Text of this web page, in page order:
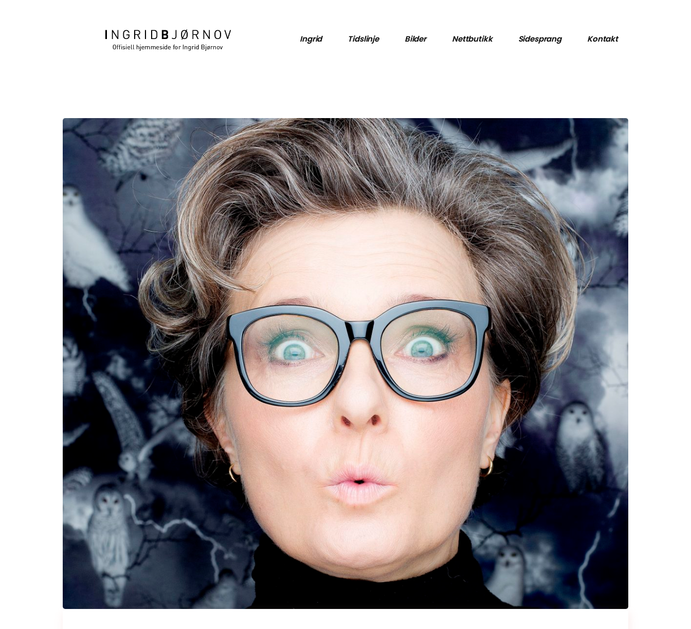
Ingrid Tidslinje Bilder Nettbutikk Sidesprang Kontakt
Diverse bilder
Nøkkelmottaket